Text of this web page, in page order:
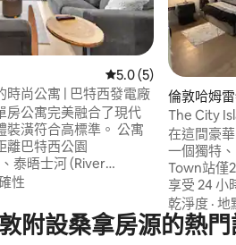
評分（滿分 5 分）從 5 則評價中獲得
5.0 (5)
時尚公寓 | 巴特西發電廠
房公寓完美融合了現代
符合高標準。 公寓
離巴特西公園
泰晤士河 (River
巴特西發電廠
最受歡迎的街區之一。
假還是出差，都能享受
性
倫敦哈姆
The City
在這間豪
一個獨特
Town站僅
享受 24 小
觀和現場
備齊全的
伽；長期住
乾淨度 · 地
附設桑拿房源的熱